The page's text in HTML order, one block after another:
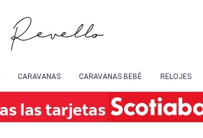
CARAVANAS CARAVANAS BEBÉ RELOJES